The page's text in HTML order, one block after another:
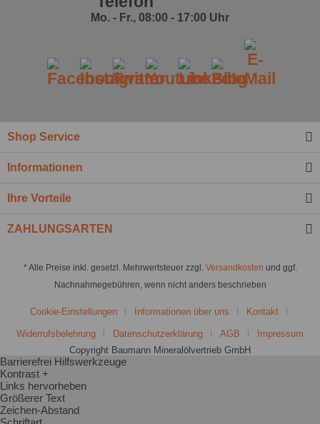
Mo. - Fr., 08:00 - 17:00 Uhr
Shop Service
Informationen
Ihre Vorteile
ZAHLUNGSARTEN
* Alle Preise inkl. gesetzl. Mehrwertsteuer zzgl. Versandkosten und ggf.
Nachnahmegebühren, wenn nicht anders beschrieben
Cookie-Einstellungen Informationen über uns Kontakt
Widerrufsbelehrung Datenschutzerklärung AGB
Impressum
Copyright Baumann Mineralölvertrieb GmbH
Barrierefrei Hilfswerkzeuge
Kontrast +
Links hervorheben
Größerer Text
Zeichen-Abstand